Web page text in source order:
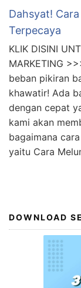
Dahsyat!
Terpecaya
KLIK DISINI
MARKETING
beban pikiran
khawatir! Ada
dengan cepat
kami akan
bagaimana
yaitu Cara
DOWNLOAD